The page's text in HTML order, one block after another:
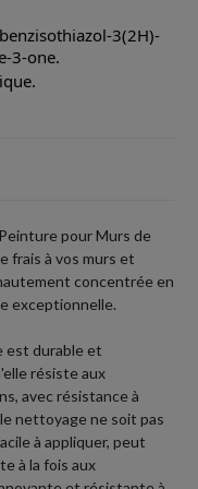
3(2H)-
3-one.
pour Murs de
frais à vos murs et
concentrée en
exceptionnelle.
est durable et
résiste aux
avec résistance à
nettoyage ne soit pas
à appliquer, peut
à la fois aux